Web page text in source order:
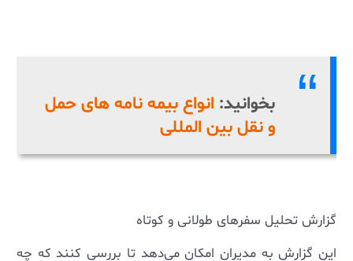
بخوانید: انواع بیمه ‌نامه های حمل
و نقل بین المللی
گزارش تحلیل سفرهای طولانی و کوتاه
این گزارش به مدیران امکان می‌دهد تا بررسی کنند که چه